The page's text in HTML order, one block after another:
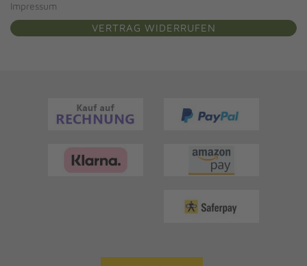
Impressum
VERTRAG WIDERRUFEN